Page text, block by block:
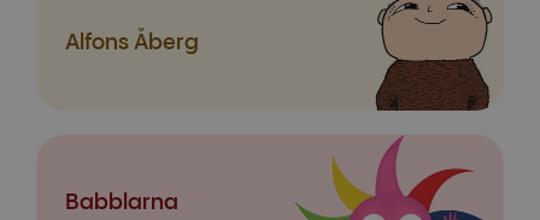
Alfons Åberg
Babblarna